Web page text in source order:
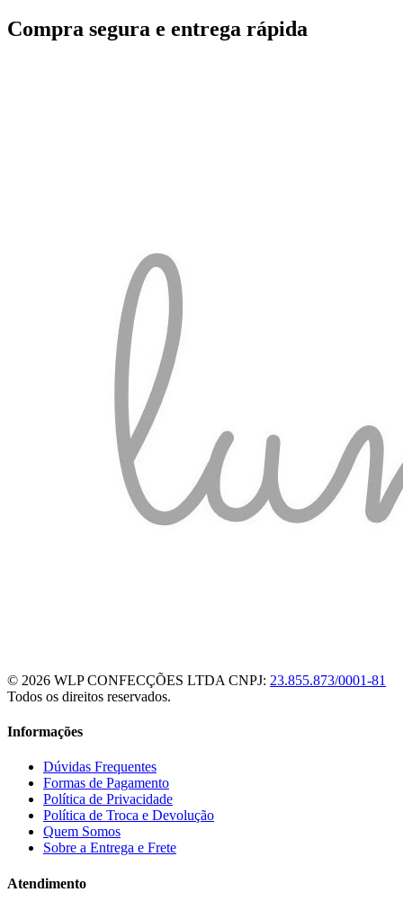
Compra segura e entrega rápida
© 2026 WLP CONFECÇÕES LTDA CNPJ: 23.855.873/0001-81
Todos os direitos reservados.
Informações
Dúvidas Frequentes
Formas de Pagamento
Política de Privacidade
Política de Troca e Devolução
Quem Somos
Sobre a Entrega e Frete
Atendimento